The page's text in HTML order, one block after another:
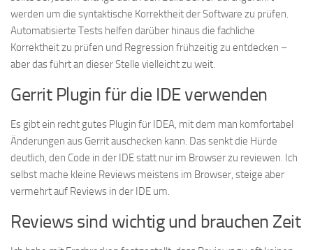
werden um die syntaktische Korrektheit der Software zu prüfen.
Automatisierte Tests helfen darüber hinaus die fachliche
Korrektheit zu prüfen und Regression frühzeitig zu entdecken –
aber das führt an dieser Stelle vielleicht zu weit.
Gerrit Plugin für die IDE verwenden
Es gibt ein recht gutes Plugin für IDEA, mit dem man komfortabel
Änderungen aus Gerrit auschecken kann. Das senkt die Hürde
deutlich, den Code in der IDE statt nur im Browser zu reviewen. Ich
selbst mache kleine Reviews meistens im Browser, steige aber
vermehrt auf Reviews in der IDE um.
Reviews sind wichtig und brauchen Zeit